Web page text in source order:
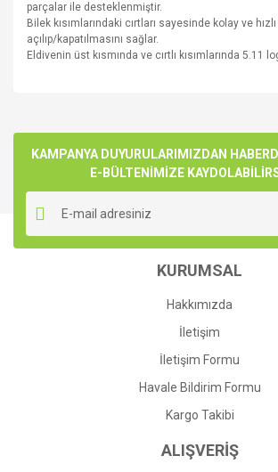
parçalar ile desteklenmiştir.
Bilek kısımlarındaki cırtları sayesinde kolay ve hızlı
açılıp/kapatılmasını sağlar.
Eldivenin üst kısmında ve cırtlı kısımlarında 5.11
Yorum Yaz
kullanarak tarafımıza iletebilirsiniz.
Görüş ve önerileriniz için teşekkür ederiz.
Ürün resmi kalitesiz, bozuk veya
Ürün açıklamasında eksik bilgiler bulunuyor.
Ürün bilgilerinde hatalar bulunuyor.
Ürün fiyatı diğer sitelerden daha pahalı.
Gönder
KAMPANYA DUYURULARIMIZDAN
E-BÜLTENİMİZE
KURUMSAL
Hakkımızda
İletişim
İletişim Formu
Havale Bildirim Formu
Kargo Takibi
ALIŞVERİŞ